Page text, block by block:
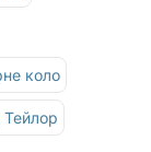
коло
Тейлор